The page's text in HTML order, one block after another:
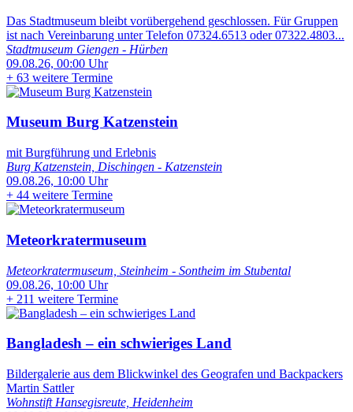
Das Stadtmuseum bleibt vorübergehend geschlossen. Für Gruppen
ist nach Vereinbarung unter Telefon 07324.6513 oder 07322.4803...
Stadtmuseum Giengen - Hürben
09.08.26, 00:00 Uhr
+ 63 weitere Termine
Museum Burg Katzenstein
mit Burgführung und Erlebnis
Burg Katzenstein, Dischingen - Katzenstein
09.08.26, 10:00 Uhr
+ 44 weitere Termine
Meteorkratermuseum
Meteorkratermuseum, Steinheim - Sontheim im Stubental
09.08.26, 10:00 Uhr
+ 211 weitere Termine
Bangladesh – ein schwieriges Land
Bildergalerie aus dem Blickwinkel des Geografen und Backpackers
Martin Sattler
Wohnstift Hansegisreute, Heidenheim